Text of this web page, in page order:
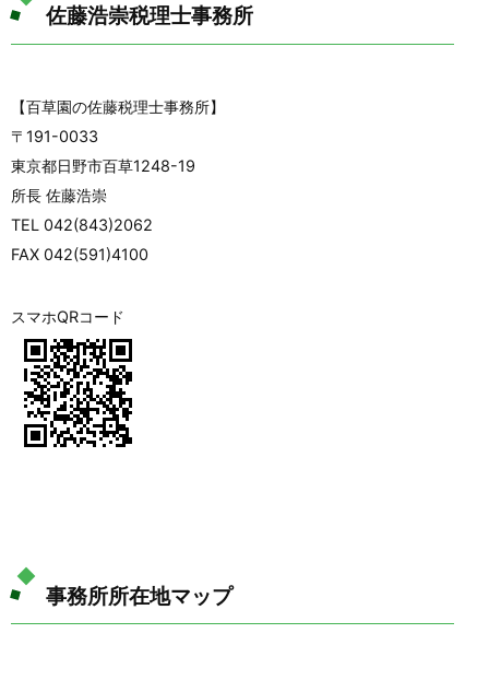
佐藤浩崇税理士事務所
【百草園の佐藤税理士事務所】
〒191-0033
東京都日野市百草1248-19
所長 佐藤浩崇
TEL 042(843)2062
FAX 042(591)4100
スマホQRコード
事務所所在地マップ